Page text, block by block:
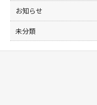
お知らせ
未分類